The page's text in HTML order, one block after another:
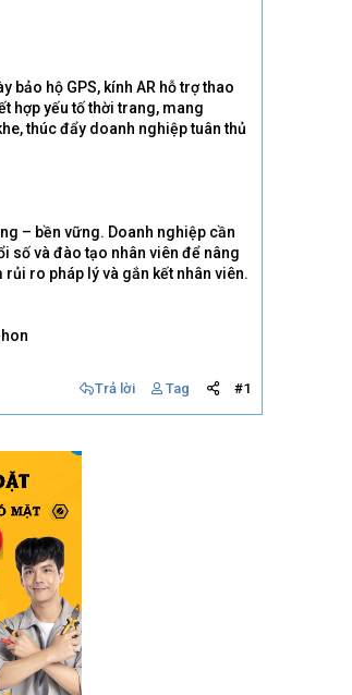
hộ GPS, kính AR hỗ trợ thao
hợp yếu tố thời trang, mang
thúc đẩy doanh nghiệp tuân thủ
– bền vững. Doanh nghiệp cần
số và đào tạo nhân viên để nâng
ro pháp lý và gắn kết nhân viên.
Trả lời Tag #1